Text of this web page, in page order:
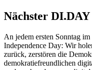
Nächster
An jedem ersten Sonntag
Independence Day: Wir
zurück, zerstören die
demokratiefreundlichen